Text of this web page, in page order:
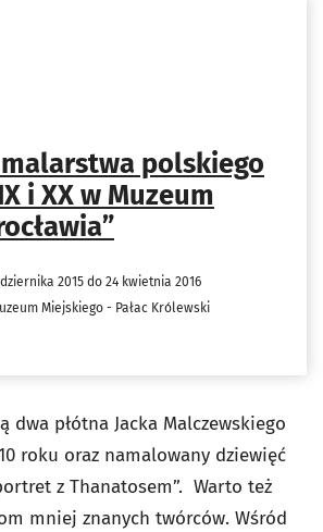
malarstwa polskiego
i XX w Muzeum
2015 do 24 kwietnia 2016
Miejskiego - Pałac Królewski
dwa płótna Jacka Malczewskiego
roku oraz namalowany dziewięć
z Thanatosem”. Warto też
mniej znanych twórców. Wśród